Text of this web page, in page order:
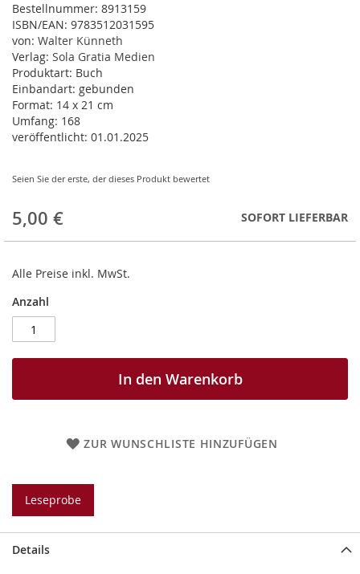
Bestellnummer: 8913159
ISBN/EAN: 9783512031595
von: Walter Künneth
Verlag: Sola Gratia Medien
Produktart: Buch
Einbandart: gebunden
Format: 14 x 21 cm
Umfang: 168
veröffentlicht: 01.01.2025
Seien Sie der erste, der dieses Produkt bewertet
5,00 € SOFORT LIEFERBAR
Alle Preise inkl. MwSt.
Anzahl
In den Warenkorb
ZUR WUNSCHLISTE HINZUFÜGEN
Leseprobe
Details